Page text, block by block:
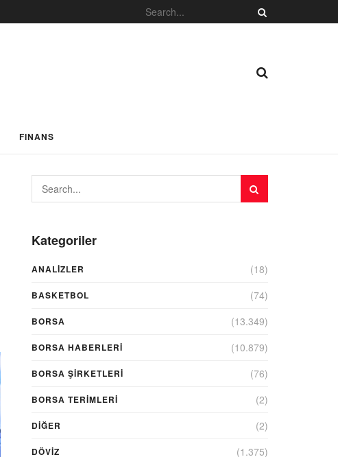
FINANS
Kategoriler
ANALIZLER (18)
BASKETBOL (74)
BORSA (13.349)
BORSA HABERLERI (10.879)
BORSA ŞIRKETLERI (76)
BORSA TERIMLERI (2)
DIĞER (2)
DÖVİZ (1.375)